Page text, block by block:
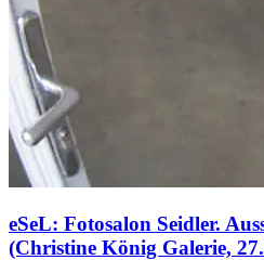
eSeL: Fotosalon Seidler.
(Christine König Galerie,